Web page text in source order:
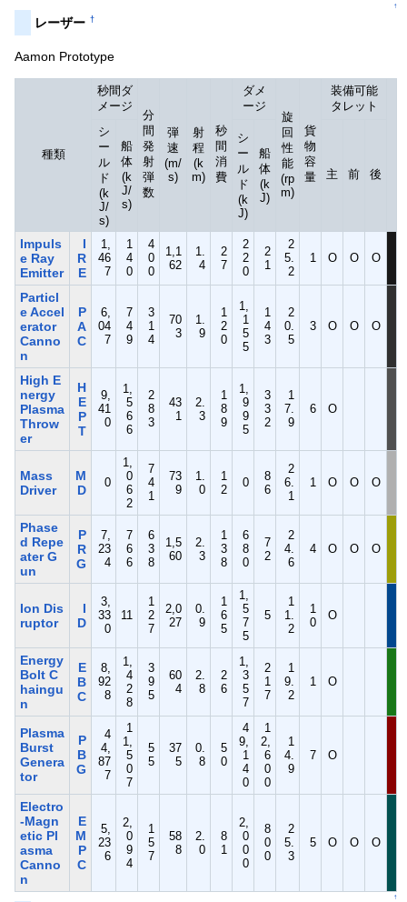
↑
レーザー †
Aamon Prototype
種類
秒間ダ
メージ
分
間
発
射
弾
数
弾
速
(m/
s)
射
程
(k
m)
秒
間
消
費
ダメ
ージ
旋
回
性
能
(rp
m)
貨
物
容
量
装備可能
タレット
シ
ー
ル
ド
(k
J/
s)
船
体
(k
J/
s)
シ
ー
ル
ド
(k
J)
船
体
(k
J)
主 前 後
Impuls
e Ray
Emitter
I
R
E
1,
46
7
1
4
0
4
0
0
1,1
62
1.
4
2
7
2
2
0
2
1
2
5.
2
1 O O O
Particl
e Accel
erator
Canno
n
P
A
C
6,
04
7
7
4
9
3
1
4
70
3
1.
9
1
2
0
1,
1
5
5
1
4
3
2
0.
5
3 O O O
High E
nergy
Plasma
Throw
er
H
E
P
T
9,
41
0
1,
5
6
6
2
8
3
43
1
2.
3
1
8
9
1,
9
9
5
3
3
2
1
7.
9
6 O
Mass
Driver
M
D
0
1,
0
6
2
7
4
1
73
9
1.
0
1
2
0
8
6
2
6.
1
1 O O O
Phase
d Repe
ater G
un
P
R
G
7,
23
4
7
6
6
6
3
8
1,5
60
2.
3
1
3
8
6
8
0
7
2
2
4.
6
4 O O O
Ion Dis
ruptor
I
D
3,
33
0
11
1
2
7
2,0
27
0.
9
1
6
5
1,
5
7
5
5
1
1.
2
1
0
O
Energy
Bolt C
haingu
n
E
B
C
8,
92
8
1,
4
2
8
3
9
5
60
4
2.
8
2
6
1,
3
5
7
2
1
7
1
9.
2
1 O
Plasma
Burst
Genera
tor
P
B
G
4
4,
87
7
1
1,
5
0
7
5
5
37
5
0.
8
5
0
4
9,
1
4
0
1
2,
6
0
0
1
4.
9
7 O
Electro
-Magn
etic Pl
asma
Canno
n
E
M
P
C
5,
23
6
2,
0
9
4
1
5
7
58
8
2.
0
8
1
2,
0
0
0
8
0
0
2
5.
3
5 O O O
↑